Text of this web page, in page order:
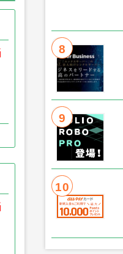
8
9
10